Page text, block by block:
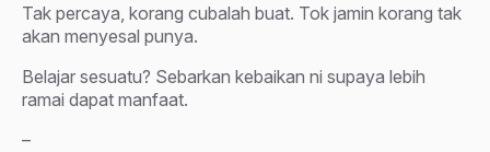
Tak percaya, korang cubalah buat. Tok jamin korang tak
akan menyesal punya.
Belajar sesuatu? Sebarkan kebaikan ni supaya lebih
ramai dapat manfaat.
–